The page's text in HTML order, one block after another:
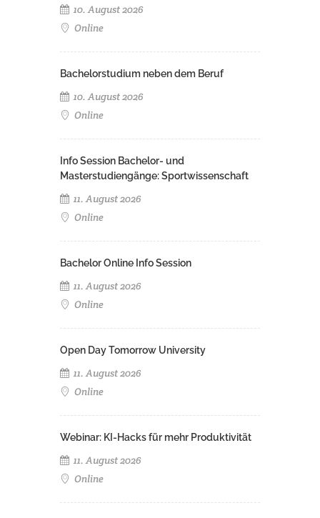
10. August 2026
Online
Bachelorstudium neben dem Beruf
10. August 2026
Online
Info Session Bachelor- und
Masterstudiengänge: Sportwissenschaft
11. August 2026
Online
Bachelor Online Info Session
11. August 2026
Online
Open Day Tomorrow University
11. August 2026
Online
Webinar: KI-Hacks für mehr Produktivität
11. August 2026
Online